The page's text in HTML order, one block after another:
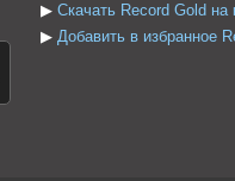
▶ Скачать Record Gold на
▶ Добавить в избранное